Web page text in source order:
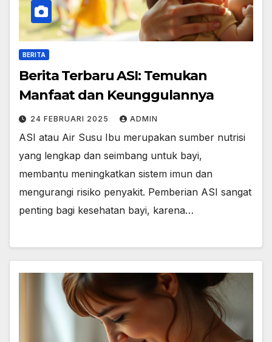
BERITA
Berita Terbaru ASI: Temukan
Manfaat dan Keunggulannya
24 FEBRUARI 2025 ADMIN
ASI atau Air Susu Ibu merupakan sumber nutrisi
yang lengkap dan seimbang untuk bayi,
membantu meningkatkan sistem imun dan
mengurangi risiko penyakit. Pemberian ASI sangat
penting bagi kesehatan bayi, karena…